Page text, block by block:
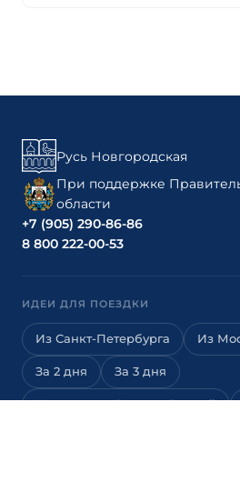
Русь Новгородская
При поддержке
области
+7 (905) 290-86-86
8 800 222-00-53
ИДЕИ ДЛЯ ПОЕЗДКИ
Из Санкт-Петербурга Из
За 2 дня За 3 дня
Новгород — Русса — Валдай